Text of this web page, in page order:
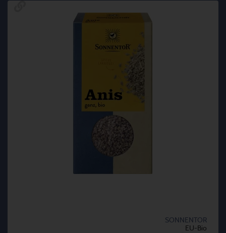
SONNENTOR
EU-Bio